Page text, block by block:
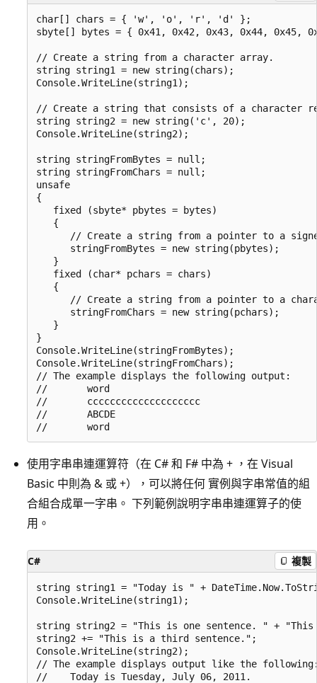
char[] chars = { 'w', 'o', 'r', 'd' };
sbyte[] bytes = { 0x41, 0x42, 0x43, 0x44, 0x45,
// Create a string from a character array.
string string1 = new string(chars);
Console.WriteLine(string1);
// Create a string that consists of a character
string string2 = new string('c', 20);
Console.WriteLine(string2);
string stringFromBytes = null;
string stringFromChars = null;
unsafe
{
   fixed (sbyte* pbytes = bytes)
   {
// Create a string from a pointer to a
      stringFromBytes = new string(pbytes);
   }
   fixed (char* pchars = chars)
   {
// Create a string from a pointer to a
      stringFromChars = new string(pchars);
   }
}
Console.WriteLine(stringFromBytes);
Console.WriteLine(stringFromChars);
// The example displays the following output:
//       word
//       cccccccccccccccccccc
//       ABCDE
使用字串串連運算符（在 C# 和 F# 中為 + ，在 Visual
Basic 中則為 & 或 +），可以將任何實例與字串常值的組
合組合成單一字串。 下列範例說明字串串連運算子的使
用。
C# 複製
string string1 = "Today is " +
Console.WriteLine(string1);
string string2 = "This is one sentence. " +
string2 += "This is a third sentence.";
Console.WriteLine(string2);
// The example displays output like the
//    Today is Tuesday, July 06, 2011.